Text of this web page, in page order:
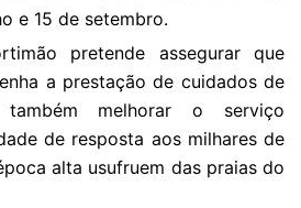
e 15 de setembro.
pretende assegurar que
a prestação de cuidados de
também melhorar o serviço
de resposta aos milhares de
alta usufruem das praias do